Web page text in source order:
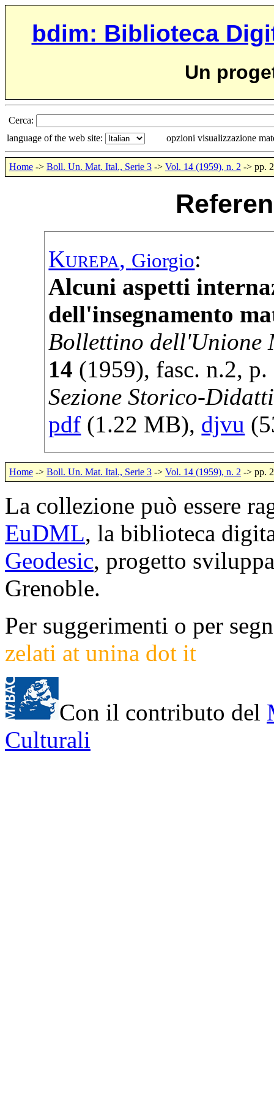
bdim: Biblioteca
Un
Cerca:
language of the web site:
opzioni visualizzazione
Home -> Boll. Un. Mat. Ital., Serie 3 -> Vol. 14 (1959), n. 2 -> pp.
Kurepa, Giorgio:
Alcuni aspetti
dell'insegnamento
Bollettino dell'Unione
14 (1959), fasc. n.2, p.
Sezione Storico-
pdf (1.22 MB), djvu
Home -> Boll. Un. Mat. Ital., Serie 3 -> Vol. 14 (1959), n. 2 -> pp.
La collezione può essere
EuDML, la biblioteca
Geodesic, progetto
Grenoble.
Per suggerimenti o per
zelati at unina dot it
Con il contributo del
Culturali